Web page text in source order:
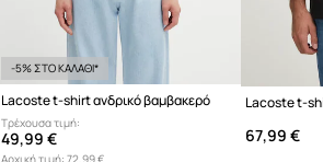
-5% ΣΤΟ ΚΑΛΑΘΙ*
Lacoste t-shirt ανδρικό βαμβακερό
Τρέχουσα τιμή:
49,99 €
Αρχική τιμή: 72,99 €
Lacoste t-
67,99 €